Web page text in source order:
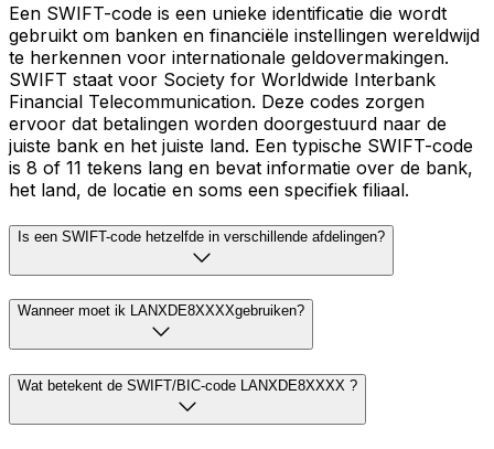
Een SWIFT-code is een unieke identificatie die wordt
gebruikt om banken en financiële instellingen wereldwijd
te herkennen voor internationale geldovermakingen.
SWIFT staat voor Society for Worldwide Interbank
Financial Telecommunication. Deze codes zorgen
ervoor dat betalingen worden doorgestuurd naar de
juiste bank en het juiste land. Een typische SWIFT-code
is 8 of 11 tekens lang en bevat informatie over de bank,
het land, de locatie en soms een specifiek filiaal.
Is een SWIFT-code hetzelfde in verschillende afdelingen?
Wanneer moet ik LANXDE8XXXXgebruiken?
Wat betekent de SWIFT/BIC-code LANXDE8XXXX ?